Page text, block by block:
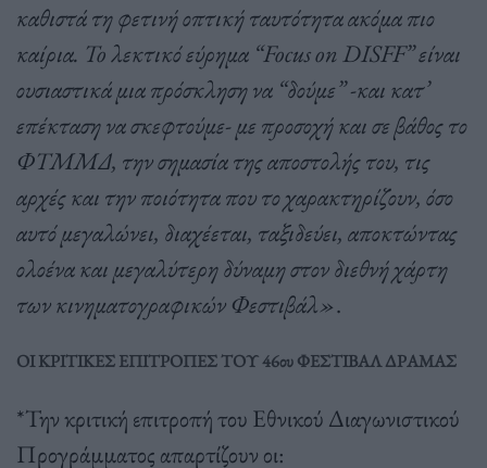
καθιστά τη φετινή οπτική ταυτότητα ακόμα πιο
καίρια. To λεκτικό εύρημα “Focus on DISFF” είναι
ουσιαστικά μια πρόσκληση να “δούμε” -και κατ’
επέκταση να σκεφτούμε- με προσοχή και σε βάθος το
ΦΤΜΜΔ, την σημασία της αποστολής του, τις
αρχές και την ποιότητα που το χαρακτηρίζουν, όσο
αυτό μεγαλώνει, διαχέεται, ταξιδεύει, αποκτώντας
ολοένα και μεγαλύτερη δύναμη στον διεθνή χάρτη
των κινηματογραφικών Φεστιβάλ».
ΟΙ ΚΡΙΤΙΚΕΣ ΕΠΙΤΡΟΠΕΣ ΤΟΥ 46ου ΦΕΣΤΙΒΑΛ ΔΡΑΜΑΣ
*Την κριτική επιτροπή του Εθνικού Διαγωνιστικού
Προγράμματος απαρτίζουν οι: